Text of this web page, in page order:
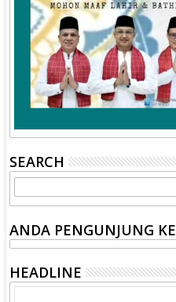
SEARCH
ANDA PENGUNJUNG KE
HEADLINE